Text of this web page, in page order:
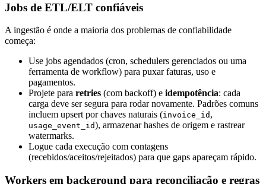
Jobs de ETL/ELT confiáveis
A ingestão é onde a maioria dos problemas de confiabilidade
começa:
Use jobs agendados (cron, schedulers gerenciados ou uma
ferramenta de workflow) para puxar faturas, uso e
pagamentos.
Projete para retries (com backoff) e idempotência: cada
carga deve ser segura para rodar novamente. Padrões comuns
incluem upsert por chaves naturais (invoice_id ,
usage_event_id), armazenar hashes de origem e rastrear
watermarks.
Logue cada execução com contagens
(recebidos/aceitos/rejeitados) para que gaps apareçam rápido.
Workers em background para reconciliação e regras